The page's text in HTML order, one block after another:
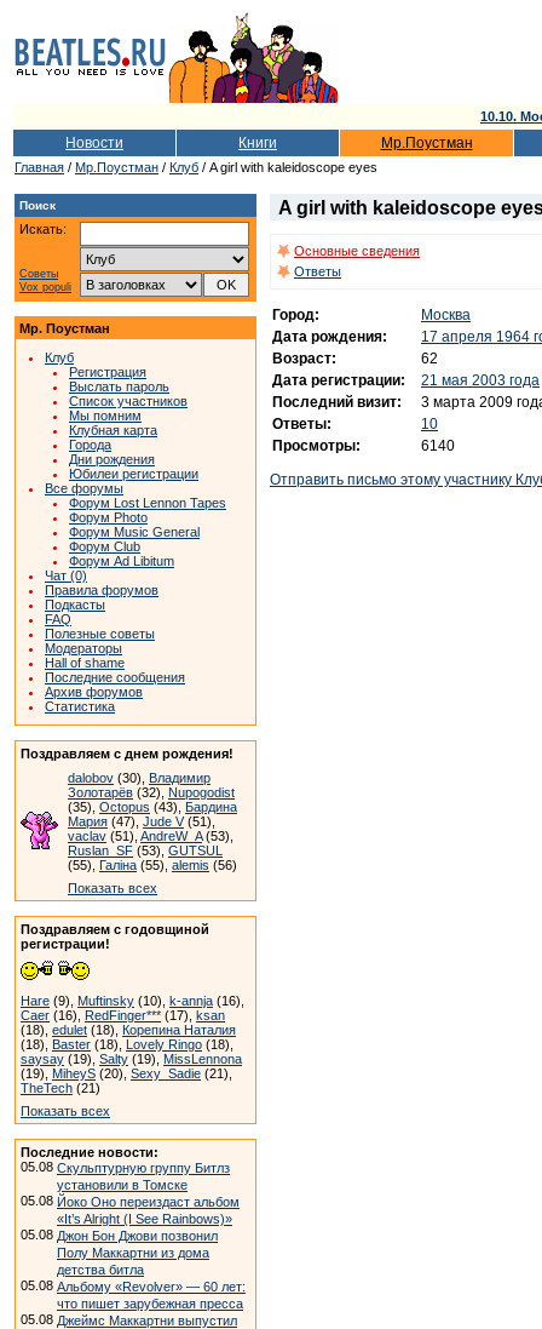
10.10.
Новости Книги Мр.Поустман
Главная / Мр.Поустман / Клуб / A girl with kaleidoscope eyes
Поиск
Искать:
Советы
Vox populi
Мр. Поустман
Клуб
Регистрация
Выслать пароль
Список участников
Мы помним
Клубная карта
Города
Дни рождения
Юбилеи регистрации
Все форумы
Форум Lost Lennon Tapes
Форум Photo
Форум Music General
Форум Club
Форум Ad Libitum
Чат (0)
Правила форумов
Подкасты
FAQ
Полезные советы
Модераторы
Hall of shame
Последние сообщения
Архив форумов
Статистика
Поздравляем с днем рождения!
dalobov (30), Владимир
Золотарёв (32), Nupogodist
(35), Octopus (43), Бардина
Мария (47), Jude V(51),
vaclav (51), AndreW_A(53),
Ruslan_SF (53), GUTSUL
(55), Галіна (55), alemis (56)
Показать всех
Поздравляем с годовщиной
регистрации!
Hare (9), Muftinsky (10), k-annja (16),
Caer (16), RedFinger*** (17), ksan
(18), edulet (18), Корепина Наталия
(18), Baster (18), Lovely Ringo (18),
saysay (19), Salty (19), MissLennona
(19), MiheyS (20), Sexy_Sadie (21),
TheTech (21)
Показать всех
Последние новости:
05.08 Скульптурную группу Битлз
установили в Томске
05.08 Йоко Оно переиздаст альбом
«It’s Alright (I See Rainbows)»
05.08 Джон Бон Джови позвонил
Полу Маккартни из дома
детства битла
05.08 Альбому «Revolver» — 60 лет:
что пишет зарубежная пресса
05.08 Джеймс Маккартни выпустил
A girl with kaleidoscope
Основные сведения
Ответы
Город:
Москва
Дата рождения:
17 апреля 1964
Возраст:
62
Дата регистрации:
21 мая 2003 года
Последний визит:
3 марта 2009
Ответы:
10
Просмотры:
6140
Отправить письмо этому участнику